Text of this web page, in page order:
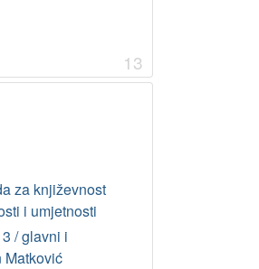
13
za književnost
i umjetnosti
/ glavni i
Matković